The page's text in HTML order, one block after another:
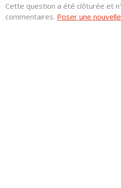
Cette question a été clôturée et
commentaires. Poser une